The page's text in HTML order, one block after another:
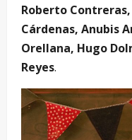
Roberto
Cárdenas, Anubis
Orellana, Hugo
Reyes.